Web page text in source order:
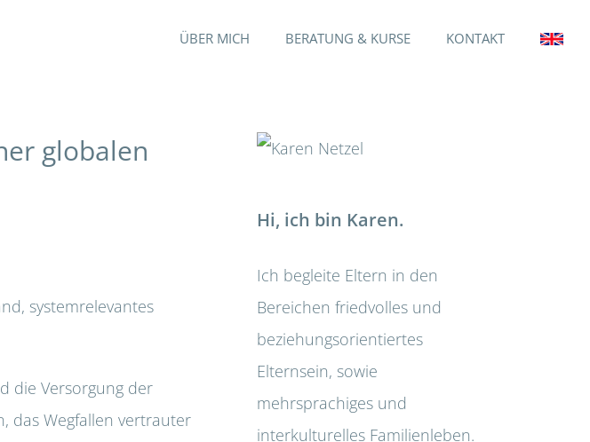
ÜBER MICH BERATUNG & KURSE KONTAKT
globalen
systemrelevantes
die Versorgung der
das Wegfallen vertrauter
Hi, ich bin Karen.
Ich begleite Eltern in den
Bereichen friedvolles und
beziehungsorientiertes
Elternsein, sowie
mehrsprachiges und
interkulturelles Familienleben.